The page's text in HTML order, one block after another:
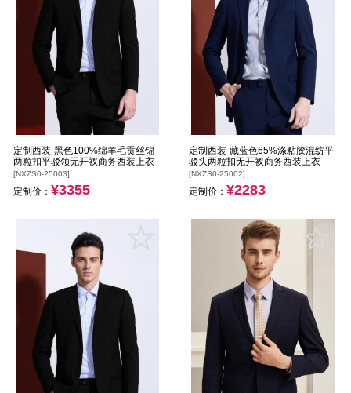
定制西装-黑色100%绵羊毛贡丝锦
两粒扣平驳领无开衩商务西装上衣
[NXZS0-25003]
定制价： ¥3355
定制西装-藏蓝色65%涤粘胶混纺平
驳头两粒扣无开衩商务西装上衣
[NXZS0-25002]
定制价： ¥2283